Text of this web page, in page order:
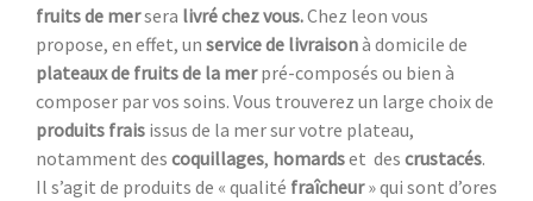
fruits de mersera livré chez vous.Chez leon vous
propose, en effet, un service de livraisonà domicile de
plateaux de fruits de la merpré-composés ou bien à
composer par vos soins. Vous trouverez un large choix de
produits frais issus de la mer sur votre plateau,
notamment des coquillages, homardset des crustacés.
Il s’agit de produits de « qualité fraîcheur» qui sont d’ores